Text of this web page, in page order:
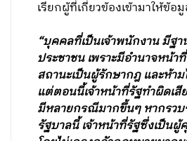
เรียกผู้ที่เกี่ยวข้องเข้ามาให้ข้อ
“บุคคลที่เป็นเจ้าพนักงาน มีฐ
ประชาชน เพราะมีอํานาจหน้
สถานะเป็นผู้รักษากฎ และห้า
แต่ตอนนี้เจ้าหน้าที่รัฐทำผิดเสี
มีหลายกรณีมากขึ้นๆ หากรวบ
รัฐบาลนี้ เจ้าหน้าที่รัฐซึ่งเป็น